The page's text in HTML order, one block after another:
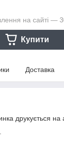
на сайті —
Купити
Доставка
друкується на